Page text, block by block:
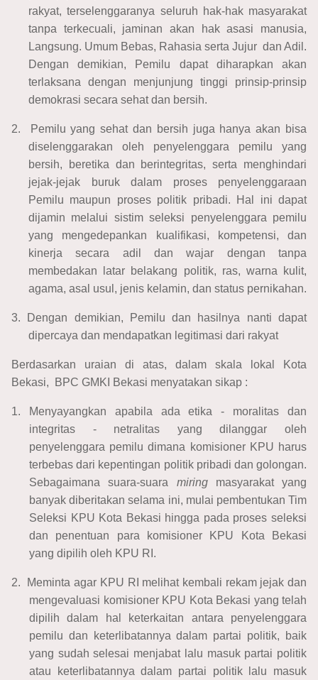
rakyat, terselenggaranya seluruh hak-hak masyarakat
tanpa terkecuali, jaminan akan hak asasi manusia,
Langsung. Umum Bebas, Rahasia serta Jujur dan Adil.
Dengan demikian, Pemilu dapat diharapkan akan
terlaksana dengan menjunjung tinggi prinsip-prinsip
demokrasi secara sehat dan bersih.
2.
Pemilu yang sehat dan bersih juga hanya akan bisa
diselenggarakan oleh penyelenggara pemilu yang
bersih, beretika dan berintegritas, serta menghindari
jejak-jejak buruk dalam proses penyelenggaraan
Pemilu maupun proses politik pribadi. Hal ini dapat
dijamin melalui sistim seleksi penyelenggara pemilu
yang mengedepankan kualifikasi, kompetensi, dan
kinerja secara adil dan wajar dengan tanpa
membedakan latar belakang politik, ras, warna kulit,
agama, asal usul, jenis kelamin, dan status pernikahan.
3.
Dengan demikian, Pemilu dan hasilnya nanti dapat
dipercaya dan mendapatkan legitimasi dari rakyat
Berdasarkan uraian di atas, dalam skala lokal Kota
Bekasi, BPC GMKI Bekasi menyatakan sikap :
1.
Menyayangkan apabila ada etika - moralitas dan
integritas - netralitas yang dilanggar oleh
penyelenggara pemilu dimana komisioner KPU harus
terbebas dari kepentingan politik pribadi dan golongan.
Sebagaimana suara-suara miringmasyarakat yang
banyak diberitakan selama ini, mulai pembentukan Tim
Seleksi KPU Kota Bekasi hingga pada proses seleksi
dan penentuan para komisioner KPU Kota Bekasi
yang dipilih oleh KPU RI.
2.
Meminta agar KPU RI melihat kembali rekam jejak dan
mengevaluasi komisioner KPU Kota Bekasi yang telah
dipilih dalam hal keterkaitan antara penyelenggara
pemilu dan keterlibatannya dalam partai politik, baik
yang sudah selesai menjabat lalu masuk partai politik
atau keterlibatannya dalam partai politik lalu masuk